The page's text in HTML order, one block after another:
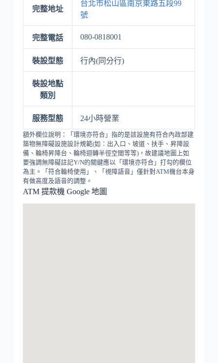
完整地址
台北市松山區南京東路五段99
號
完整電話 080-0818001
裝設型態 行內(同分行)
裝設地點
類別
服務型態 24小時營業
額外欄位說明：「環境亦符合」指的是該設施有符合內政部建
築物無障礙設施設計規範(如：出入口、坡道、扶手、昇降設
備、輪椅昇降台、輪椅迴轉半徑空間等等)，故建議地圖上如
要強調無障礙註記Y/N的關鍵應以「環境亦符合」打勾的欄位
為主。「符合輪椅使用」、「視障語音」僅針對ATM機台本身
有做高度及語音的調整。
ATM 提款機 Google 地圖